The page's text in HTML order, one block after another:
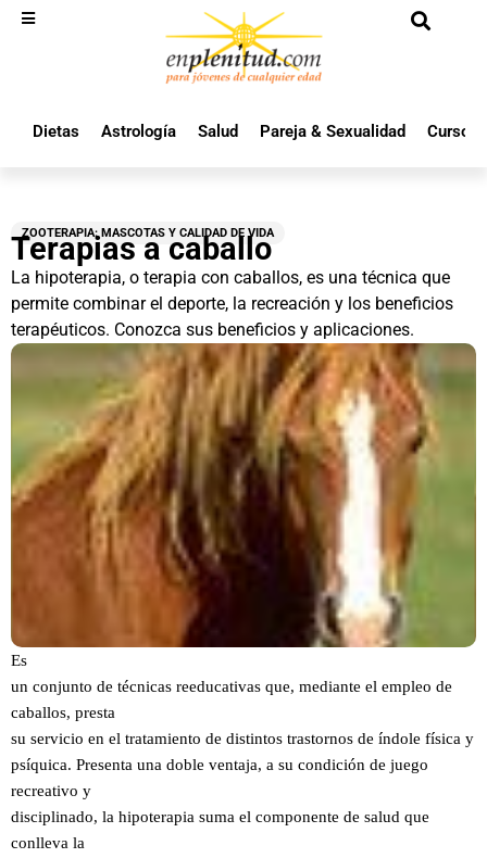
Dietas Astrología Salud Pareja & Sexualidad Cursos
ZOOTERAPIA: MASCOTAS Y CALIDAD DE VIDA
Terapias a caballo
La hipoterapia, o terapia con caballos, es una técnica que
permite combinar el deporte, la recreación y los beneficios
terapéuticos. Conozca sus beneficios y aplicaciones.
Es
un conjunto de técnicas reeducativas que, mediante el empleo de
caballos, presta
su servicio en el tratamiento de distintos trastornos de índole física y
psíquica. Presenta una doble ventaja, a su condición de juego
recreativo y
disciplinado, la hipoterapia suma el componente de salud que
conlleva la